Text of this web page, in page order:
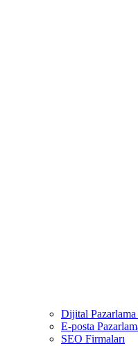
Dijital Pazarlama
E-posta
SEO Firmaları